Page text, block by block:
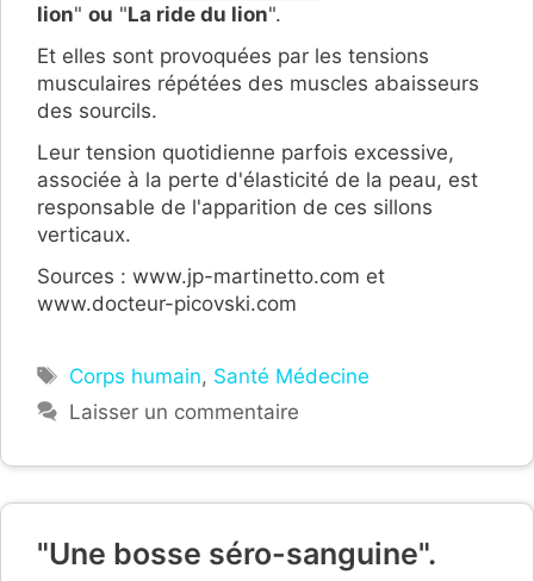
lion" ou "La ride du lion".
Et elles sont provoquées par les tensions
musculaires répétées des muscles abaisseurs
des sourcils.
Leur tension quotidienne parfois excessive,
associée à la perte d'élasticité de la peau, est
responsable de l'apparition de ces sillons
verticaux.
Sources : www.jp-martinetto.com et
www.docteur-picovski.com
Étiquettes
Corps humain, Santé Médecine
Laisser un commentaire
"Une bosse séro-sanguine".